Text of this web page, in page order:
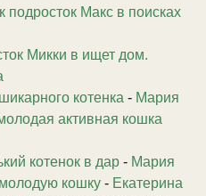
подросток Макс в поисках
Микки в ищет дом.
котенка - Мария
активная кошка
котенок в дар - Мария
кошку - Екатерина